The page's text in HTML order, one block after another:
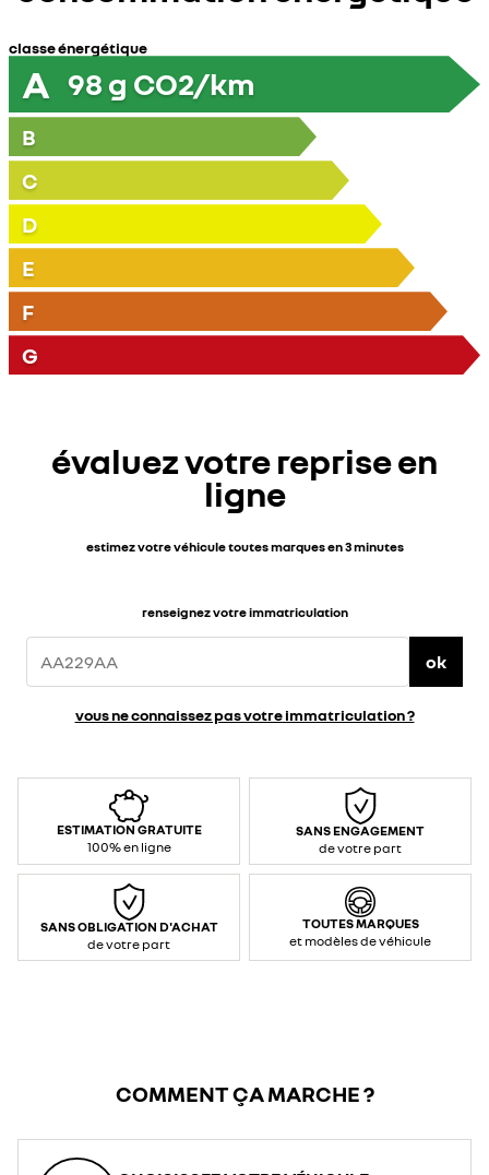
classe énergétique
A 98 g CO2/km
B
C
D
E
F
G
évaluez votre reprise en
ligne
estimez votre véhicule toutes marques en 3 minutes
renseignez votre immatriculation
ok
vous ne connaissez pas votre immatriculation ?
ESTIMATION GRATUITE
100% en ligne
SANS ENGAGEMENT
de votre part
SANS OBLIGATION D'ACHAT
de votre part
TOUTES MARQUES
et modèles de véhicule
COMMENT ÇA MARCHE ?